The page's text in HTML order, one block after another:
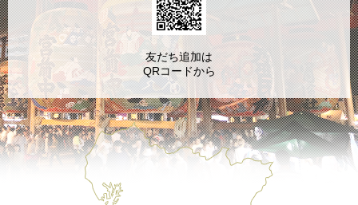
友だち追加は
QRコードから